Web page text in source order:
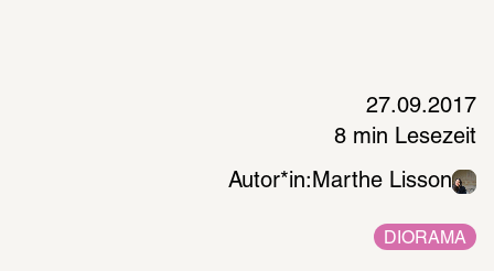
27.09.2017
8 min Lesezeit
Autor*in: Marthe Lisson
DIORAMA